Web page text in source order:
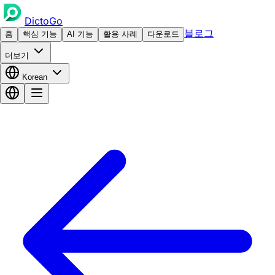
DictoGo
홈 핵심 기능 AI 기능 활용 사례 다운로드 블로그
더보기
Korean